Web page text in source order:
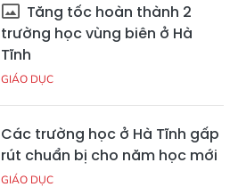
Tăng tốc hoàn thành 2
trường học vùng biên ở Hà
Tĩnh
GIÁO DỤC
Các trường học ở Hà Tĩnh gấp
rút chuẩn bị cho năm học mới
GIÁO DỤC